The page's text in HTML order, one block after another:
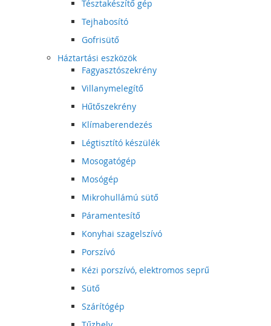
Tésztakészítő gép
Tejhabosító
Gofrisütő
Háztartási eszközök
Fagyasztószekrény
Villanymelegítő
Hűtőszekrény
Klímaberendezés
Légtisztító készülék
Mosogatógép
Mosógép
Mikrohullámú sütő
Páramentesítő
Konyhai szagelszívó
Porszívó
Kézi porszívó, elektromos seprű
Sütő
Szárítógép